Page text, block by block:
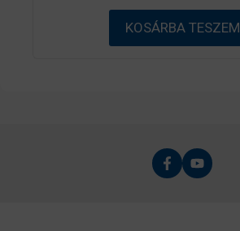
b
ő
l
KOSÁRBA TESZEM